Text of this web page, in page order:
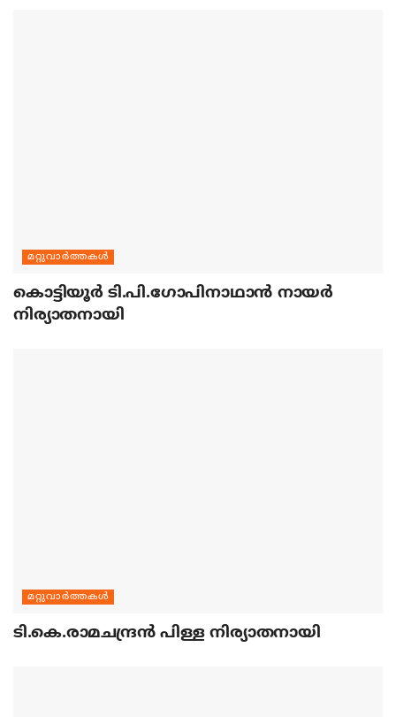
മറ്റുവാര്‍ത്തകള്‍
കൊട്ടിയൂര്‍ ടി.പി.ഗോപിനാഥാന്‍ നായര്‍
നിര്യാതനായി
മറ്റുവാര്‍ത്തകള്‍
ടി.കെ.രാമചന്ദ്രന്‍ പിള്ള നിര്യാതനായി